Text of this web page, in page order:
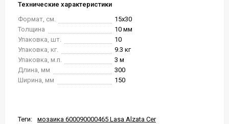
Технические характеристики
Формат, см.
15x30
Толщина
10 мм
Упаковка, шт.
10
Упаковка, кг.
9.3 кг
Упаковка, м.п.
3 м
Длина, мм
300
Ширина, мм
150
Теги:
мозаика 600090000465 Lasa Alzata Cer